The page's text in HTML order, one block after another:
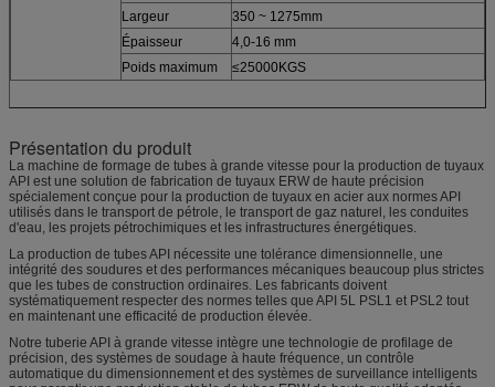
Largeur
350 ~ 1275mm
Épaisseur
4,0-16 mm
Poids maximum
≤25000KGS
Présentation du produit
La machine de formage de tubes à grande vitesse pour la production de tuyaux
API est une solution de fabrication de tuyaux ERW de haute précision
spécialement conçue pour la production de tuyaux en acier aux normes API
utilisés dans le transport de pétrole, le transport de gaz naturel, les conduites
d'eau, les projets pétrochimiques et les infrastructures énergétiques.
La production de tubes API nécessite une tolérance dimensionnelle, une
intégrité des soudures et des performances mécaniques beaucoup plus strictes
que les tubes de construction ordinaires. Les fabricants doivent
systématiquement respecter des normes telles que API 5L PSL1 et PSL2 tout
en maintenant une efficacité de production élevée.
Notre tuberie API à grande vitesse intègre une technologie de profilage de
précision, des systèmes de soudage à haute fréquence, un contrôle
automatique du dimensionnement et des systèmes de surveillance intelligents